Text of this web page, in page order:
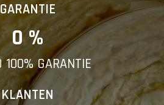
GARANTIE
0 %
GARANTIE
KLANTEN